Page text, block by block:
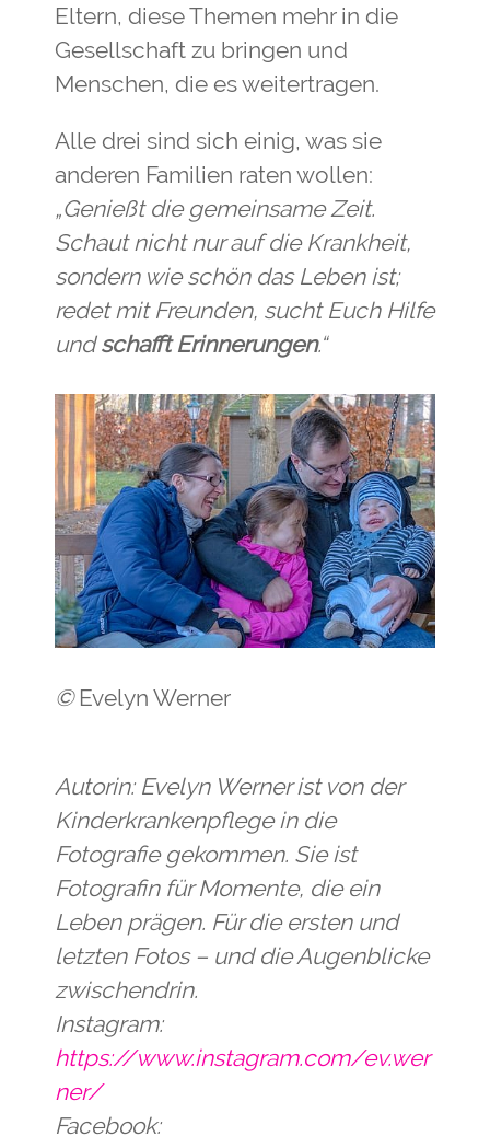
Eltern, diese Themen mehr in die
Gesellschaft zu bringen und
Menschen, die es weitertragen.
Alle drei sind sich einig, was sie
anderen Familien raten wollen:
„Genießt die gemeinsame Zeit.
Schaut nicht nur auf die Krankheit,
sondern wie schön das Leben ist;
redet mit Freunden, sucht Euch Hilfe
undschafft Erinnerungen.“
© Evelyn Werner
Autorin: Evelyn Werner ist von der
Kinderkrankenpflege in die
Fotografie gekommen. Sie ist
Fotografin für Momente, die ein
Leben prägen. Für die ersten und
letzten Fotos – und die Augenblicke
zwischendrin.
Instagram:
https://www.instagram.com/ev.wer
ner/
Facebook: